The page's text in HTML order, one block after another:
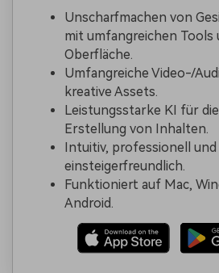
Unscharfmachen von
mit umfangreichen Tools
Oberfläche.
Umfangreiche Video-/
kreative Assets.
Leistungsstarke KI für
Erstellung von Inhalten.
Intuitiv, professionell
einsteigerfreundlich.
Funktioniert auf Mac,
Android.